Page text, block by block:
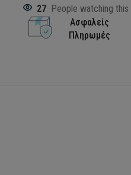
27 People watching
Ασφαλείς
Πληρωμές